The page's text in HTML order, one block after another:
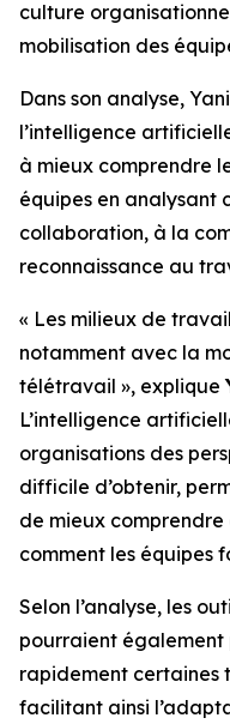
culture
mobilisation des
Dans son analyse,
l’intelligence
à mieux comprendre
équipes en analysant
collaboration, à la
reconnaissance au
« Les milieux de
notamment avec la
télétravail », explique
L’intelligence
organisations des
difficile d’obtenir,
de mieux
comment les équipes
Selon l’analyse, les
pourraient également
rapidement certaines
facilitant ainsi